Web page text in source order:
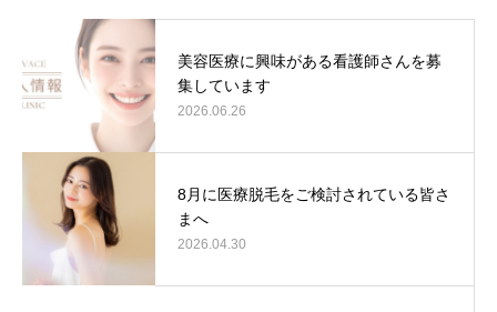
美容医療に興味がある看護師さんを募
集しています
2026.06.26
8月に医療脱毛をご検討されている皆さ
まへ
2026.04.30